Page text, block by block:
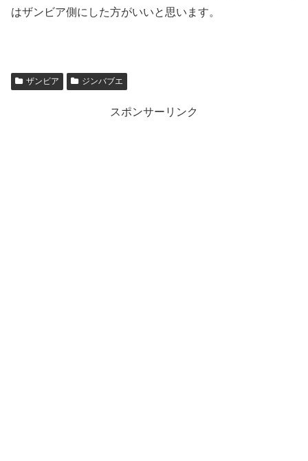
はザンビア側にした方がいいと思います。
ザンビア ジンバブエ
スポンサーリンク